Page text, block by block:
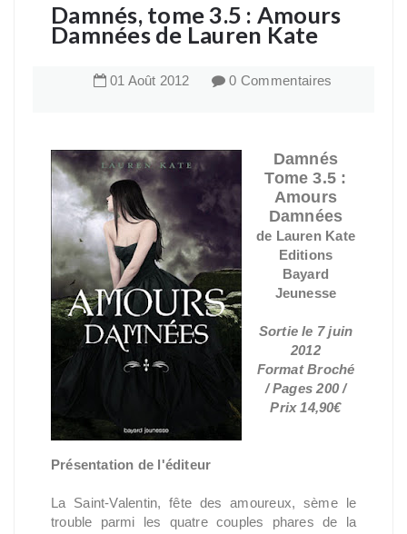
Damnés, tome 3.5 : Amours
Damnées de Lauren Kate
01 Août 2012 0 Commentaires
Damnés
Tome 3.5 :
Amours
Damnées
de Lauren Kate
Editions
Bayard
Jeunesse
Sortie le 7 juin
2012
Format Broché
/ Pages 200 /
Prix 14,90€
Présentation de l'éditeur
La Saint-Valentin, fête des amoureux, sème le
trouble parmi les quatre couples phares de la